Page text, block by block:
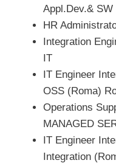
Appl.Dev.&
HR
Integration
IT
IT Engineer
OSS (Roma)
Operations
MANAGED
IT Engineer
Integration